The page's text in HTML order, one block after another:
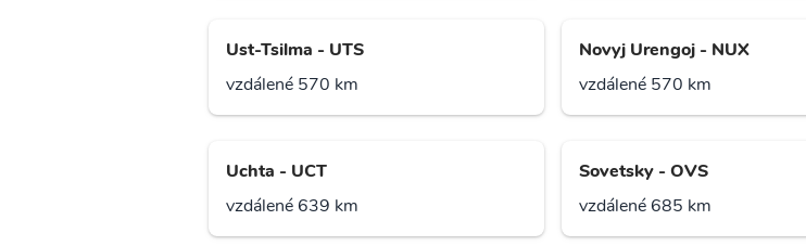
Ust-Tsilma - UTS
vzdálené 570 km
Novyj Urengoj - NUX
vzdálené 570 km
Uchta - UCT
vzdálené 639 km
Sovetsky - OVS
vzdálené 685 km